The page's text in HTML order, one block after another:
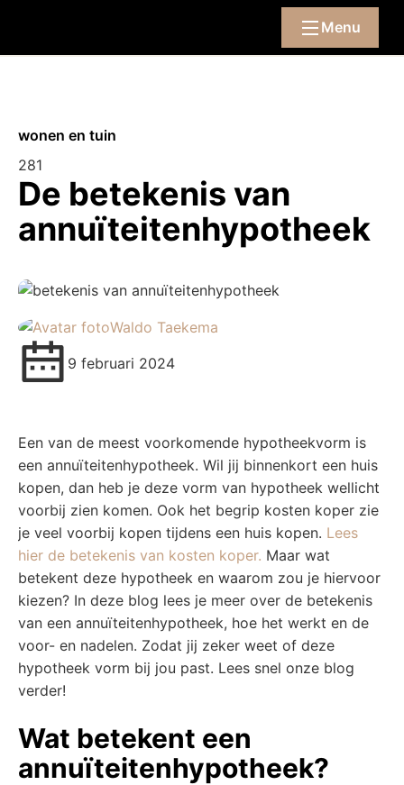
Menu
wonen en tuin
281
De betekenis van
annuïteitenhypotheek
Waldo Taekema
9 februari 2024
Een van de meest voorkomende hypotheekvorm is
een annuïteitenhypotheek. Wil jij binnenkort een huis
kopen, dan heb je deze vorm van hypotheek wellicht
voorbij zien komen. Ook het begrip kosten koper zie
je veel voorbij kopen tijdens een huis kopen. Lees
hier de betekenis van kosten koper. Maar wat
betekent deze hypotheek en waarom zou je hiervoor
kiezen? In deze blog lees je meer over de betekenis
van een annuïteitenhypotheek, hoe het werkt en de
voor- en nadelen. Zodat jij zeker weet of deze
hypotheek vorm bij jou past. Lees snel onze blog
verder!
Wat betekent een
annuïteitenhypotheek?